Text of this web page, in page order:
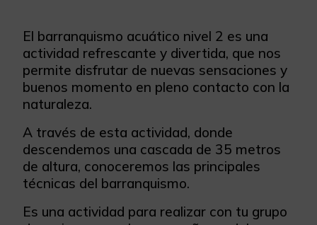
El barranquismo acuático nivel 2 es una
actividad refrescante y divertida, que nos
permite disfrutar de nuevas sensaciones y
buenos momento en pleno contacto con la
naturaleza.
A través de esta actividad, donde
descendemos una cascada de 35 metros
de altura, conoceremos las principales
técnicas del barranquismo.
Es una actividad para realizar con tu grupo